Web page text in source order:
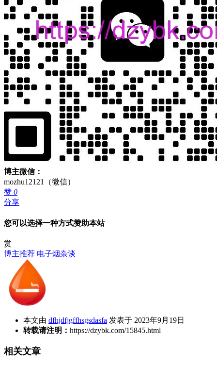
博主微信：
mozhu12121（微信）
赞 0
分享
您可以选择一种方式赞助本站
赏
博主推荐 电子烟杂谈
本文由 dfhjdfjgffhsgsdasfa 发表于 2023年9月19日
转载请注明： https://dzybk.com/15845.html
相关文章